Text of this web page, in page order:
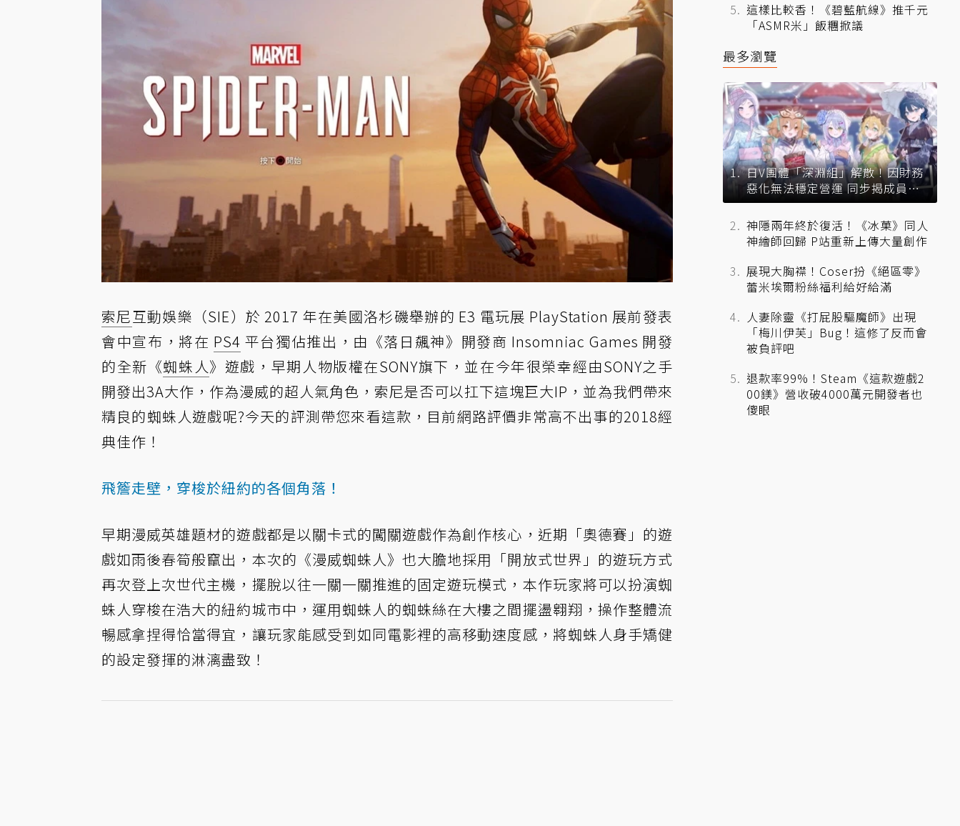
索尼互動娛樂（SIE）於 2017 年在美國洛杉磯舉辦的 E3 電玩展 PlayStation 展前發表
會中宣布，將在 PS4 平台獨佔推出，由《落日飆神》開發商 Insomniac Games 開發
的全新《蜘蛛人》遊戲，早期人物版權在SONY旗下，並在今年很榮幸經由SONY之手
開發出3A大作，作為漫威的超人氣角色，索尼是否可以扛下這塊巨大IP，並為我們帶來
精良的蜘蛛人遊戲呢?今天的評測帶您來看這款，目前網路評價非常高不出事的2018經
典佳作！
飛簷走壁，穿梭於紐約的各個角落！
早期漫威英雄題材的遊戲都是以關卡式的闖關遊戲作為創作核心，近期「奧德賽」的遊
戲如雨後春筍般竄出，本次的《漫威蜘蛛人》也大膽地採用「開放式世界」的遊玩方式
再次登上次世代主機，擺脫以往一關一關推進的固定遊玩模式，本作玩家將可以扮演蜘
蛛人穿梭在浩大的紐約城市中，運用蜘蛛人的蜘蛛絲在大樓之間擺盪翱翔，操作整體流
暢感拿捏得恰當得宜，讓玩家能感受到如同電影裡的高移動速度感，將蜘蛛人身手矯健
的設定發揮的淋漓盡致！
這樣比較香！《碧藍航線》推千元
「ASMR米」飯糰掀議
最多瀏覽
日V團體「深淵組」解散！因財務
惡化無法穩定營運 同步揭成員未
來去向
神隱兩年終於復活！《冰菓》同人
神繪師回歸 P站重新上傳大量創作
展現大胸襟！Coser扮《絕區零》
蕾米埃爾粉絲福利給好給滿
人妻除靈《打屁股驅魔師》出現
「梅川伊芙」Bug！這修了反而會
被負評吧
退款率99%！Steam《這款遊戲2
00鎂》營收破4000萬元開發者也
傻眼